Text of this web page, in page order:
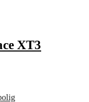
XT3